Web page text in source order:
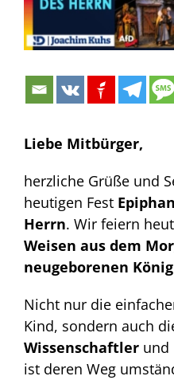
Liebe Mitbürger,
herzliche Grüße und
heutigen Fest
Herrn. Wir feiern
Weisen aus dem
neugeborenen
Nicht nur die
Kind, sondern auch
Wissenschaftler und
ist deren Weg